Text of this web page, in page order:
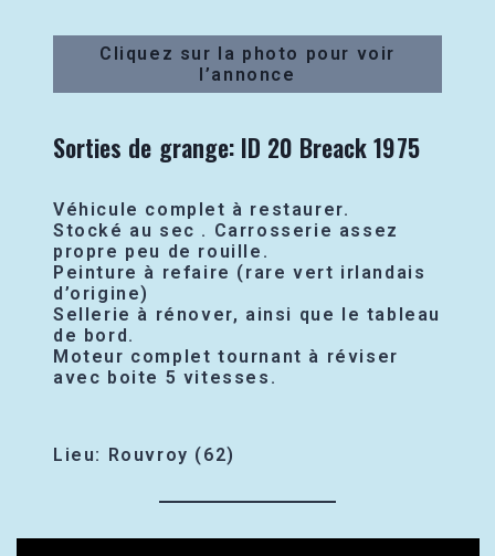
Cliquez sur la photo pour voir
l’annonce
Sorties de grange: ID 20 Breack 1975
Véhicule complet à restaurer.
Stocké au sec . Carrosserie assez
propre peu de rouille.
Peinture à refaire (rare vert irlandais
d’origine)
Sellerie à rénover, ainsi que le tableau
de bord.
Moteur complet tournant à réviser
avec boite 5 vitesses.
Lieu: Rouvroy (62)